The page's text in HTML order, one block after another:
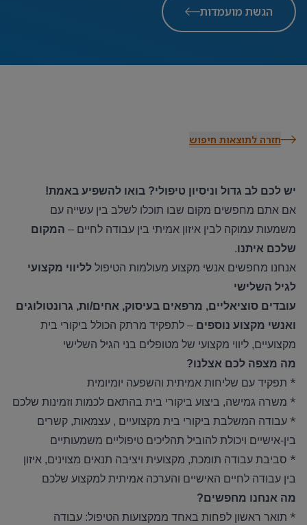
הגשת מועמדות
חזרה לתוצאות חיפוש
יש לכם לב גדול וניסיון טיפולי? בואו להשפיע באמת!
אם אתם מחפשים מקום שבו תוכלו לשלב בין עשייה עם
משמעות עמוקה לבין איזון אמיתי בין עבודה לחיים – המקום
שלכם איתנו.
אנחנו מחפשים אנשי מקצוע מעולמות הטיפול לליווי מקצועי
לגיל השלישי
עובדים סוציאליים, מרפאים בעיסוק, אחים/ות, גרונטולוגים
ואנשי מקצוע נוספים – לתפקיד מרתק הכולל ביקורי בית
מקצועיים, ליווי מקצועי של מטופלים בני הגיל השלישי
מה מצפה לכם אצלנו?
* תפקיד עם שליחות אמיתית והשפעה יומיומית
* משרה גמישה, ביצוע ביקורי בית בהתאם לכמות וזמינות שלכם
* עבודה המשלבת ביקורי בית מקצועיים , עצמאות, קשרים
בין-אישיים ויכולת להוביל תהליכים טיפוליים משמעותיים
* סביבת עבודה תומכת, מקצועית ויציבה תנאים מצוינים, איזון
בין עבודה לחיים האישיים והערכה אמיתית למקצוע שלכם
מה אנחנו מחפשים?
* תואר ראשון לפחות באחד ממקצועות הטיפול: עבודה